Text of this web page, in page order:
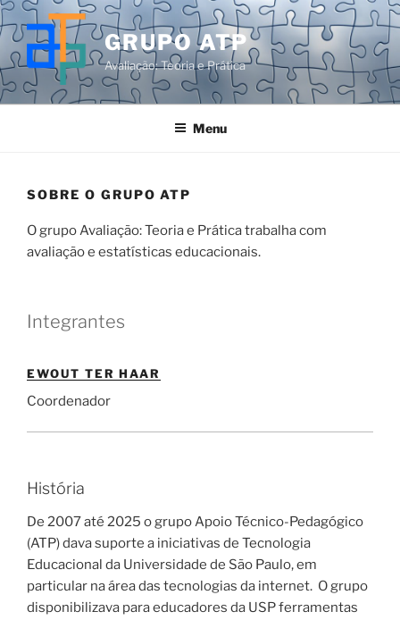
Pular
para
conteúdo
GRUPO ATP
Avaliação: Teoria e Prática
Menu
SOBRE O GRUPO ATP
O grupo Avaliação: Teoria e Prática trabalha com
avaliação e estatísticas educacionais.
Integrantes
EWOUT TER HAAR
Coordenador
História
De 2007 até 2025 o grupo Apoio Técnico-Pedagógico
(ATP) dava suporte a iniciativas de Tecnologia
Educacional da Universidade de São Paulo, em
particular na área das tecnologias da internet. O grupo
disponibilizava para educadores da USP ferramentas